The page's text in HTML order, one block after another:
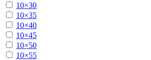
10×30
10×35
10×40
10×45
10×50
10×55